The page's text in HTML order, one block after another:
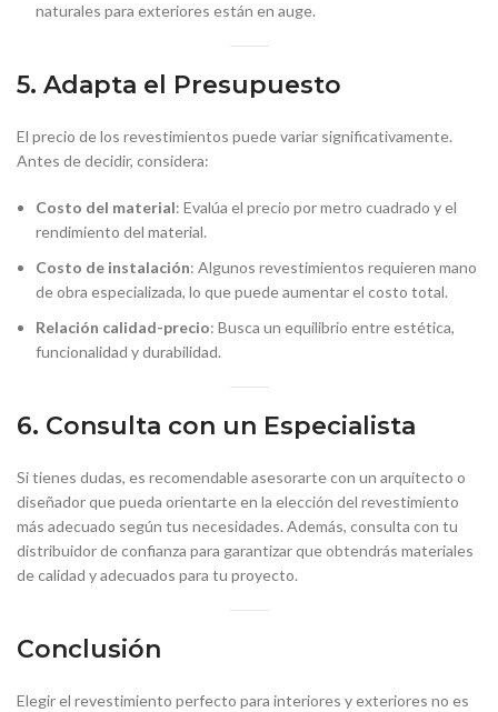
naturales para exteriores están en auge.
5. Adapta el Presupuesto
El precio de los revestimientos puede variar significativamente.
Antes de decidir, considera:
Costo del material: Evalúa el precio por metro cuadrado y el
rendimiento del material.
Costo de instalación: Algunos revestimientos requieren mano
de obra especializada, lo que puede aumentar el costo total.
Relación calidad-precio: Busca un equilibrio entre estética,
funcionalidad y durabilidad.
6. Consulta con un Especialista
Si tienes dudas, es recomendable asesorarte con un arquitecto o
diseñador que pueda orientarte en la elección del revestimiento
más adecuado según tus necesidades. Además, consulta con tu
distribuidor de confianza para garantizar que obtendrás materiales
de calidad y adecuados para tu proyecto.
Conclusión
Elegir el revestimiento perfecto para interiores y exteriores no es